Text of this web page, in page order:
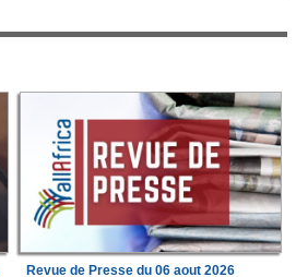
Revue de Presse du 06 aout 2026